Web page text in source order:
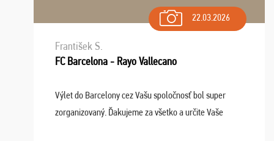
22.03.2026
František S.
FC Barcelona - Rayo Vallecano
Výlet do Barcelony cez Vašu spoločnosť bol super
zorganizovaný. Ďakujeme za všetko a určite Vaše